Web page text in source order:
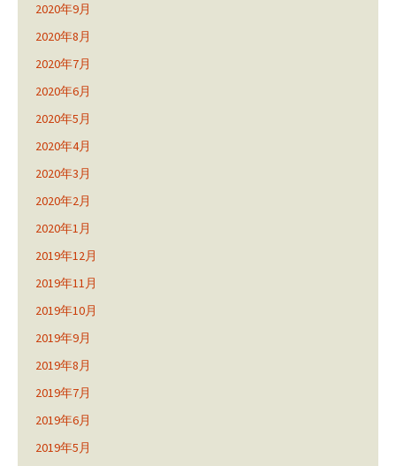
2020年9月
2020年8月
2020年7月
2020年6月
2020年5月
2020年4月
2020年3月
2020年2月
2020年1月
2019年12月
2019年11月
2019年10月
2019年9月
2019年8月
2019年7月
2019年6月
2019年5月